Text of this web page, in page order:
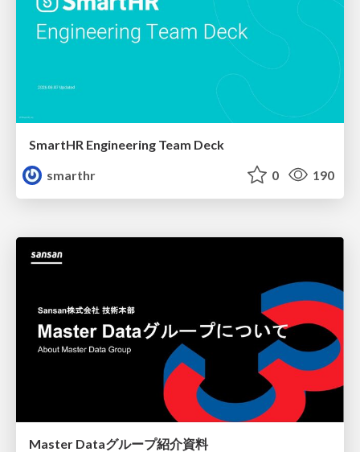
SmartHR Engineering Team Deck
smarthr
0 190
Master Dataグループ紹介資料